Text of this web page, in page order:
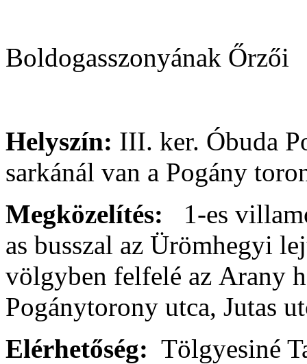
Boldogasszonyának Őrzői
Helyszín: III. ker. Óbuda
sarkánál van a Pogány
Megközelítés: 1-es
as busszal az Ürömhegyi
völgyben felfelé az Arany
Pogánytorony utca, Jutas
Elérhetőség: Tölgyesiné